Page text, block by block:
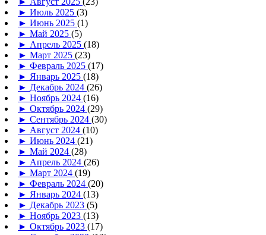
► Июль 2025 (3)
► Июнь 2025 (1)
► Май 2025 (5)
► Апрель 2025 (18)
► Март 2025 (23)
► Февраль 2025 (17)
► Январь 2025 (18)
► Декабрь 2024 (26)
► Ноябрь 2024 (16)
► Октябрь 2024 (29)
► Сентябрь 2024 (30)
► Август 2024 (10)
► Июнь 2024 (21)
► Май 2024 (28)
► Апрель 2024 (26)
► Март 2024 (19)
► Февраль 2024 (20)
► Январь 2024 (13)
► Декабрь 2023 (5)
► Ноябрь 2023 (13)
► Октябрь 2023 (17)